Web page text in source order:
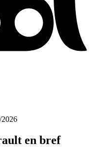
en bref